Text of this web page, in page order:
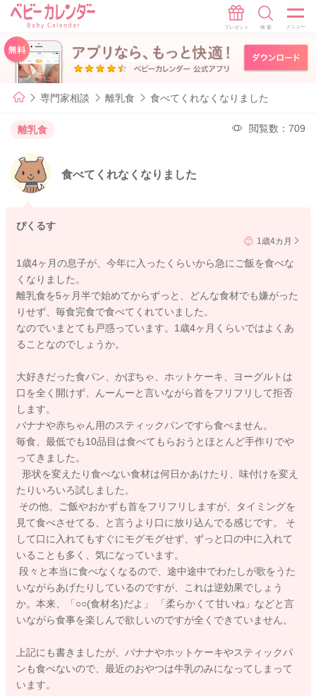
専門家相談 離乳食 食べてくれなくなりました
離乳食 閲覧数：709
食べてくれなくなりました
ぴくるす
1歳4カ月
1歳4ヶ月の息子が、今年に入ったくらいから急にご飯を食べな
くなりました。
離乳食を5ヶ月半で始めてからずっと、どんな食材でも嫌がった
りせず、毎食完食で食べてくれていました。
なのでいまとても戸惑っています。1歳4ヶ月くらいではよくあ
ることなのでしょうか。
大好きだった食パン、かぼちゃ、ホットケーキ、ヨーグルトは
口を全く開けず、んーんーと言いながら首をフリフリして拒否
します。
バナナや赤ちゃん用のスティックパンですら食べません。
毎食、最低でも10品目は食べてもらおうとほとんど手作りでや
ってきました。
形状を変えたり食べない食材は何日かあけたり、味付けを変え
たりいろいろ試しました。
その他、ご飯やおかずも首をフリフリしますが、タイミングを
見て食べさせてる、と言うより口に放り込んでる感じです。 そ
して口に入れてもすぐにモグモグせず、ずっと口の中に入れて
いることも多く、気になっています。
段々と本当に食べなくなるので、途中途中でわたしが歌をうた
いながらあげたりしているのですが、これは逆効果でしょう
か。本来、「○○(食材名)だよ」 「柔らかくて甘いね」などと言
いながら食事を楽しんで欲しいのですが全くできていません。
上記にも書きましたが、バナナやホットケーキやスティックパ
ンも食べないので、最近のおやつは牛乳のみになってしまって
います。